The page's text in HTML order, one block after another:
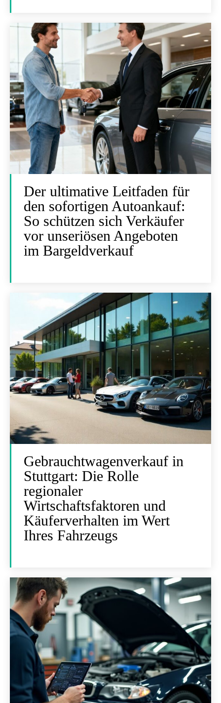
Der ultimative Leitfaden für
den sofortigen Autoankauf:
So schützen sich Verkäufer
vor unseriösen Angeboten
im Bargeldverkauf
Gebrauchtwagenverkauf in
Stuttgart: Die Rolle
regionaler
Wirtschaftsfaktoren und
Käuferverhalten im Wert
Ihres Fahrzeugs